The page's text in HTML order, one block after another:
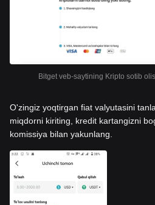
Bitget veb-saytining Kripto sotib
O'zingiz yoqtirgan fiat valyutasini
miqdorni kiriting, kredit kartangizni
komissiya bilan yakunlang.